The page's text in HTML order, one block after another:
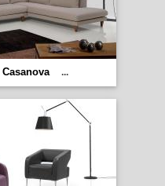
Casanova ...